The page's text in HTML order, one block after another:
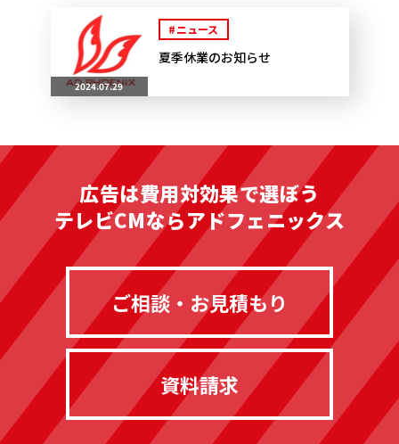
2024.07.29
#ニュース
夏季休業のお知らせ
広告は費用対効果で選ぼう
テレビCMならアドフェニックス
ご相談・お見積もり
資料請求